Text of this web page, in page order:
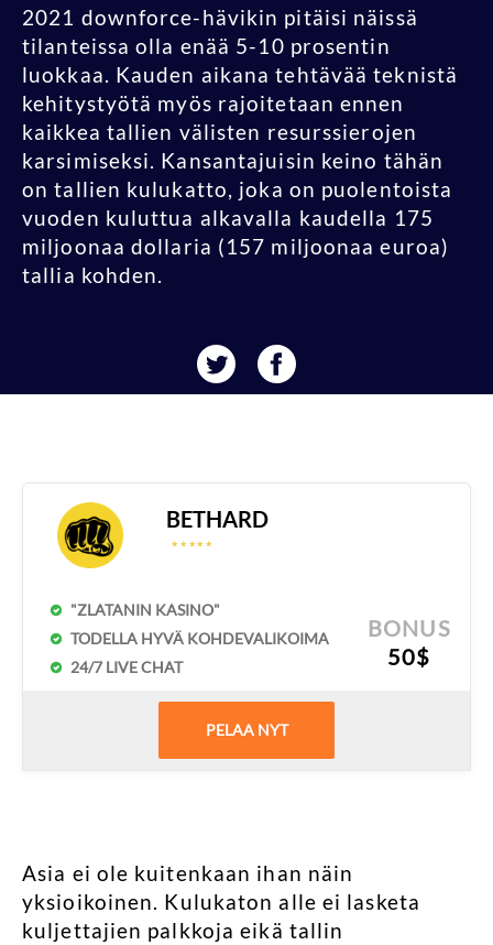
2021 downforce-hävikin pitäisi näissä
tilanteissa olla enää 5-10 prosentin
luokkaa. Kauden aikana tehtävää teknistä
kehitystyötä myös rajoitetaan ennen
kaikkea tallien välisten resurssierojen
karsimiseksi. Kansantajuisin keino tähän
on tallien kulukatto, joka on puolentoista
vuoden kuluttua alkavalla kaudella 175
miljoonaa dollaria (157 miljoonaa euroa)
tallia kohden.
BETHARD
☆ ☆ ☆ ☆ ☆
☆ ☆ ☆ ☆ ☆
"ZLATANIN KASINO"
TODELLA HYVÄ KOHDEVALIKOIMA
24/7 LIVE CHAT
BONUS
50$
PELAA NYT
Asia ei ole kuitenkaan ihan näin
yksioikoinen. Kulukaton alle ei lasketa
kuljettajien palkkoja eikä tallin